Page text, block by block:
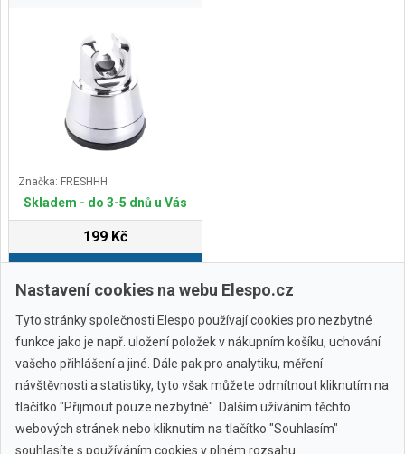
Značka: FRESHHH
Skladem - do 3-5 dnů u Vás
199 Kč
Do košíku
Všechny značky
Nastavení cookies na webu Elespo.cz
Tyto stránky společnosti Elespo používají cookies pro nezbytné
funkce jako je např. uložení položek v nákupním košíku, uchování
vašeho přihlášení a jiné. Dále pak pro analytiku, měření
návštěvnosti a statistiky, tyto však můžete odmítnout kliknutím na
tlačítko "Přijmout pouze nezbytné". Dalším užíváním těchto
webových stránek nebo kliknutím na tlačítko "Souhlasím"
souhlasíte s používáním cookies v plném rozsahu.